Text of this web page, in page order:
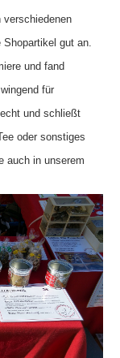
verschiedenen
gut an.
und fand
für
und schließt
oder sonstiges
auch in unserem